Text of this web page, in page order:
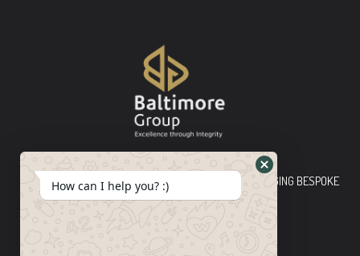
Baltimore Group Ltd TOP-TIER CONSULTING FIRM PLEDGING BESPOKE
INNOVATIVE SOLUTIONS
How can I help you? :)